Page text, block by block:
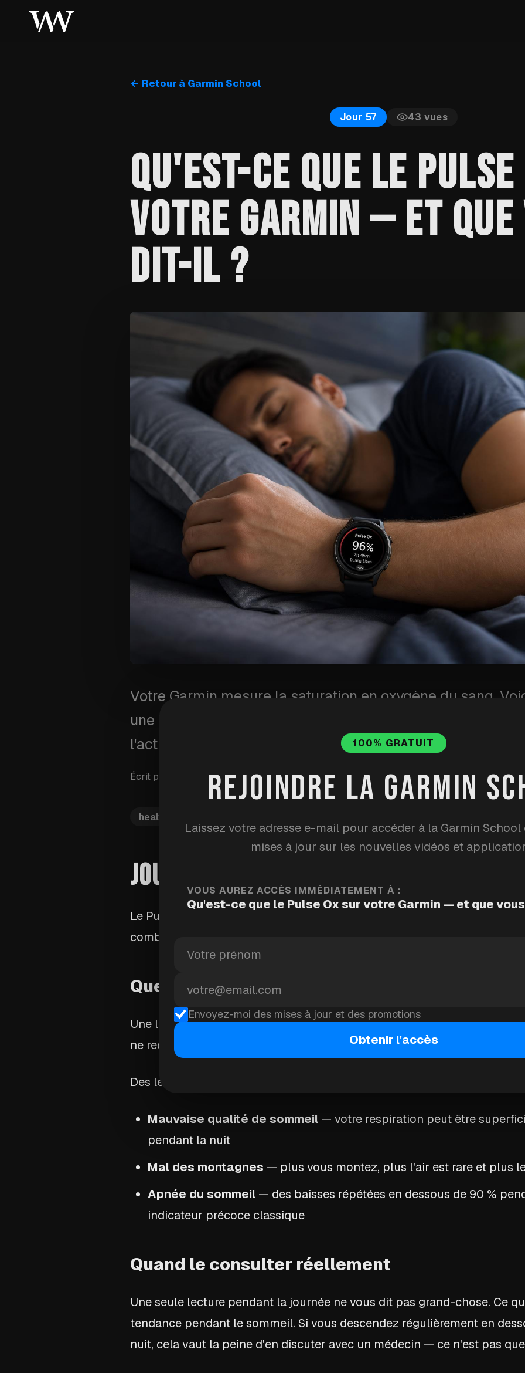
← Retour à Garmin School
Jour 57 43 vues
QU'EST-CE QUE LE
VOTRE GARMIN — ET QUE
DIT-IL ?
Votre Garmin mesure la saturation en oxygène du sang.
une lecture normale, ce qu'indique une valeur basse, et
l'activer pendant le sommeil.
Écrit par Wim Van Aerschot· Publié 6 mai 2026 Mis à jour31 juil. 2026
health
JOUR 57 : EXPLICATION DU PULSE OX
Le Pulse Ox suit la saturation en oxygène de votre sang — un
combien d'oxygène votre sang transporte réellement.
Que signifient les chiffres
Une lecture saine se situe entre95 % et 100 %. Si elle descend en
ne reçoit pas assez d'oxygène. Au niveau de la mer et au repos, c'est un
Des lectures basses de Pulse Ox peuvent indiquer :
Mauvaise qualité de sommeil — votre respiration peut être
pendant la nuit
Mal des montagnes — plus vous montez, plus l'air est rare et plus
Apnée du sommeil — des baisses répétées en dessous de 90 %
indicateur précoce classique
Quand le consulter réellement
Une seule lecture pendant la journée ne vous dit pas grand-chose. Ce
tendance pendant le sommeil. Si vous descendez régulièrement en
nuit, cela vaut la peine d'en discuter avec un médecin — ce n'est pas
100% GRATUIT
REJOINDRE LA GARMIN
Laissez votre adresse e-mail pour accéder à la Garmin School
mises à jour sur les nouvelles vidéos et
VOUS AUREZ ACCÈS IMMÉDIATEMENT À :
Qu'est-ce que le Pulse Ox sur votre Garmin — et que
Envoyez-moi des mises à jour et des promotions
Obtenir l'accès